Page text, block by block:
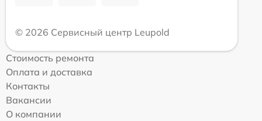
© 2026 Сервисный центр Leupold
Стоимость ремонта
Оплата и доставка
Контакты
Вакансии
О компании